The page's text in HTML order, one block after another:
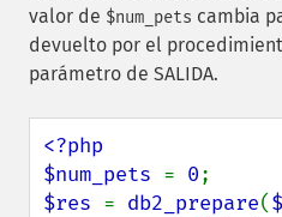
valor de $num_pets cambia
devuelto por el
parámetro de SALIDA.
<?php
$num_pets = 0
$res = db2_prepare(